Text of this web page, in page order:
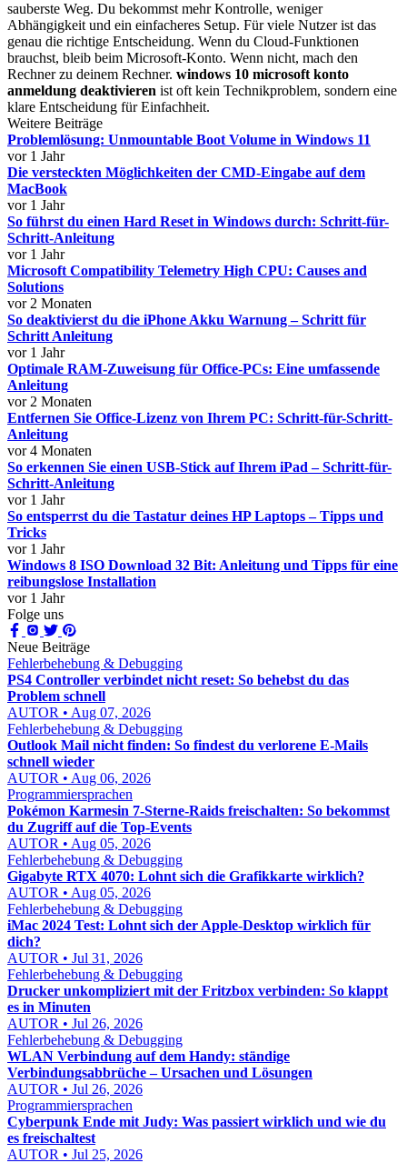
sauberste Weg. Du bekommst mehr Kontrolle, weniger
Abhängigkeit und ein einfacheres Setup. Für viele Nutzer ist das
genau die richtige Entscheidung. Wenn du Cloud-Funktionen
brauchst, bleib beim Microsoft-Konto. Wenn nicht, mach den
Rechner zu deinem Rechner. windows 10 microsoft konto
anmeldung deaktivieren ist oft kein Technikproblem, sondern eine
klare Entscheidung für Einfachheit.
Weitere Beiträge
Problemlösung: Unmountable Boot Volume in Windows 11
vor 1 Jahr
Die versteckten Möglichkeiten der CMD-Eingabe auf dem
MacBook
vor 1 Jahr
So führst du einen Hard Reset in Windows durch: Schritt-für-
Schritt-Anleitung
vor 1 Jahr
Microsoft Compatibility Telemetry High CPU: Causes and
Solutions
vor 2 Monaten
So deaktivierst du die iPhone Akku Warnung – Schritt für
Schritt Anleitung
vor 1 Jahr
Optimale RAM-Zuweisung für Office-PCs: Eine umfassende
Anleitung
vor 2 Monaten
Entfernen Sie Office-Lizenz von Ihrem PC: Schritt-für-Schritt-
Anleitung
vor 4 Monaten
So erkennen Sie einen USB-Stick auf Ihrem iPad – Schritt-für-
Schritt-Anleitung
vor 1 Jahr
So entsperrst du die Tastatur deines HP Laptops – Tipps und
Tricks
vor 1 Jahr
Windows 8 ISO Download 32 Bit: Anleitung und Tipps für eine
reibungslose Installation
vor 1 Jahr
Folge uns
Neue Beiträge
Fehlerbehebung & Debugging
PS4 Controller verbindet nicht reset: So behebst du das
Problem schnell
AUTOR • Aug 07, 2026
Fehlerbehebung & Debugging
Outlook Mail nicht finden: So findest du verlorene E-Mails
schnell wieder
AUTOR • Aug 06, 2026
Programmiersprachen
Pokémon Karmesin 7-Sterne-Raids freischalten: So bekommst
du Zugriff auf die Top-Events
AUTOR • Aug 05, 2026
Fehlerbehebung & Debugging
Gigabyte RTX 4070: Lohnt sich die Grafikkarte wirklich?
AUTOR • Aug 05, 2026
Fehlerbehebung & Debugging
iMac 2024 Test: Lohnt sich der Apple-Desktop wirklich für
dich?
AUTOR • Jul 31, 2026
Fehlerbehebung & Debugging
Drucker unkompliziert mit der Fritzbox verbinden: So klappt
es in Minuten
AUTOR • Jul 26, 2026
Fehlerbehebung & Debugging
WLAN Verbindung auf dem Handy: ständige
Verbindungsabbrüche – Ursachen und Lösungen
AUTOR • Jul 26, 2026
Programmiersprachen
Cyberpunk Ende mit Judy: Was passiert wirklich und wie du
es freischaltest
AUTOR • Jul 25, 2026